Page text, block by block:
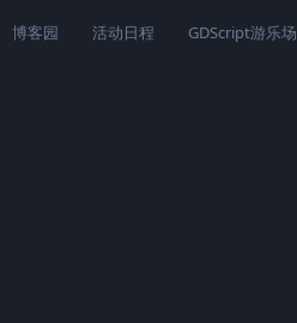
博客园 活动日程 GDScript游乐场